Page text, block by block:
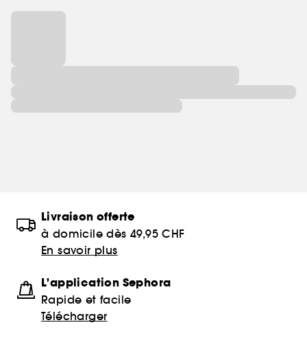
Livraison offerte
à domicile dès 49,95 CHF
En savoir plus
L'application Sephora
Rapide et facile
Télécharger